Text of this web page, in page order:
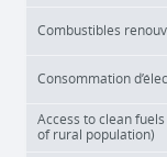
Combustibles
Consommation
Access to clean
of rural population)